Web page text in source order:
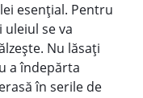
esențial. Pentru
se va
Nu lăsați
a îndepărta
în serile de